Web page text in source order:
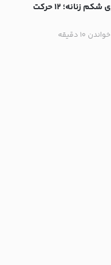
ورزش برای لاغری شکم زنانه؛ ۱۲ حرکت
خواندن ۱۰ دقیقه‌